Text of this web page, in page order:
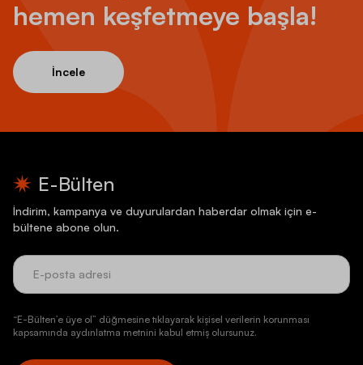
hemen keşfetmeye başla!
İncele
E-Bülten
İndirim, kampanya ve duyurulardan haberdar olmak için e-
bültene abone olun.
“E-Bülten’e üye ol” düğmesine tıklayarak kişisel verilerin korunması
kapsamında aydınlatma metnini kabul etmiş olursunuz.